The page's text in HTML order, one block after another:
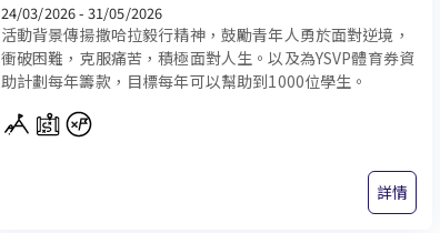
24/03/2026 - 31/05/2026
活動背景傳揚撒哈拉毅行精神，鼓勵青年人勇於面對逆境，
衝破困難，克服痛苦，積極面對人生。以及為YSVP體育券資
助計劃每年籌款，目標每年可以幫助到1000位學生。
詳情